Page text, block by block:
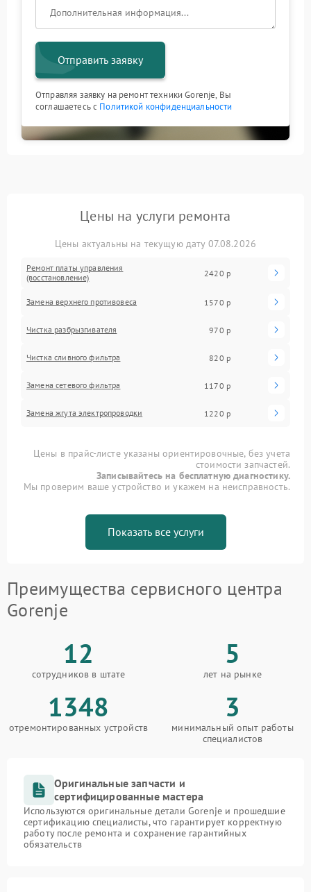
Отправить заявку
Отправляя заявку на ремонт техники Gorenje, Вы
соглашаетесь с Политикой конфиденциальности
Цены на услуги ремонта
Цены актуальны на текущую дату 07.08.2026
Ремонт платы управления
(восстановление)
2420 р
Замена верхнего противовеса 1570 р
Чистка разбрызгивателя 970 р
Чистка сливного фильтра 820 р
Замена сетевого фильтра 1170 р
Замена жгута электропроводки 1220 р
Цены в прайс-листе указаны ориентировочные, без учета
стоимости запчастей.
Записывайтесь на бесплатную диагностику.
Мы проверим ваше устройство и укажем на неисправность.
Показать все услуги
Преимущества сервисного центра
Gorenje
12
сотрудников в штате
5
лет на рынке
1348
отремонтированных устройств
3
минимальный опыт работы
специалистов
Оригинальные запчасти и
сертифицированные мастера
Используются оригинальные детали Gorenje и прошедшие
сертификацию специалисты, что гарантирует корректную
работу после ремонта и сохранение гарантийных
обязательств